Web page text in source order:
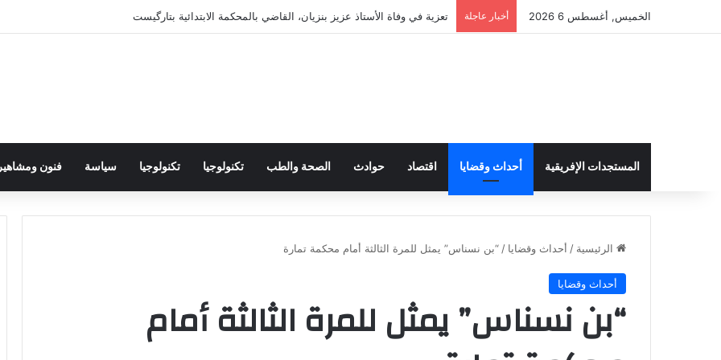
الخميس, أغسطس 6 2026 أخبار عاجلة تعزية في وفاة الأستاذ عزيز بنزيان، القاضي بالمحكمة الابتدائية بتارگيست
المستجدات الإفريقية أحداث وقضايا اقتصاد حوادث الصحة والطب تكنولوجيا تكنولوجيا سياسة فنون ومشاهير
الرئيسية / أحداث وقضايا /“بن نسناس” يمثل للمرة الثالثة أمام محكمة تمارة
أحداث وقضايا
“بن نسناس” يمثل للمرة الثالثة أمام